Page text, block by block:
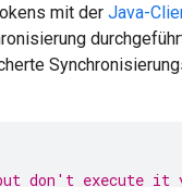
mit der Java-
don't execute it